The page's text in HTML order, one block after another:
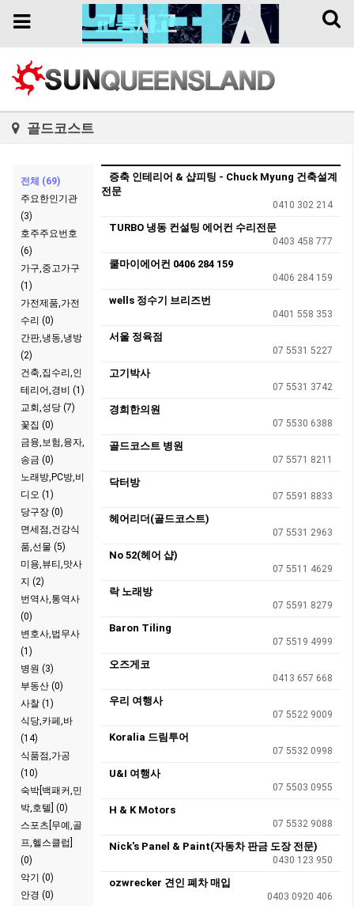
Toggle
Toggle
골드코스트
전체 (69)
주요한인기관
(3)
호주주요번호
(6)
가구,중고가구
(1)
가전제품,가전
수리 (0)
간판,냉동,냉방
(2)
건축,집수리,인
테리어,경비 (1)
교회,성당 (7)
꽃집 (0)
금융,보험,융자,
송금 (0)
노래방,PC방,비
디오 (1)
당구장 (0)
면세점,건강식
품,선물 (5)
미용,뷰티,맛사
지 (2)
번역사,통역사
(0)
변호사,법무사
(1)
병원 (3)
부동산 (0)
사찰 (1)
식당,카페,바
(14)
식품점,가공
(10)
숙박[백패커,민
박,호텔] (0)
스포츠[무예,골
프,헬스클럽]
(0)
악기 (0)
안경 (0)
증축 인테리어 & 샵피팅 - Chuck Myung 건축설계
전문
0410 302 214
TURBO 냉동 컨설팅 에어컨 수리전문
0403 458 777
쿨마이에어컨 0406 284 159
0406 284 159
wells 정수기 브리즈번
0401 558 353
서울 정육점
07 5531 5227
고기박사
07 5531 3742
경희한의원
07 5530 6388
골드코스트 병원
07 5571 8211
닥터방
07 5591 8833
헤어리더(골드코스트)
07 5531 2963
No 52(헤어 샵)
07 5511 4629
락 노래방
07 5591 8279
Baron Tiling
07 5519 4999
오즈게코
0413 657 668
우리 여행사
07 5522 9009
Koralia 드림투어
07 5532 0998
U&I 여행사
07 5503 0955
H & K Motors
07 5532 9088
Nick's Panel & Paint(자동차 판금 도장 전문)
0430 123 950
ozwrecker 견인 폐차 매입
0403 0920 406